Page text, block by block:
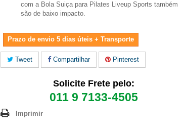
com a Bola Suiça para Pilates Liveup Sports também
são de baixo impacto.
Prazo de envio 5 dias úteis + Transporte
Tweet Compartilhar Pinterest
Solicite Frete pelo:
011 9 7133-4505
Imprimir